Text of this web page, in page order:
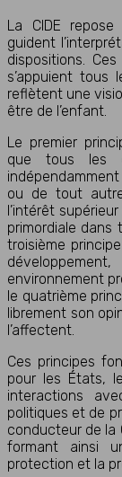
La CIDE
guident
dispositions.
s’appuient tous
reflètent une
être de l’enfant.
Le premier
que tous les
indépendamment
ou de tout
l’intérêt
primordiale dans
troisième
environnement
le quatrième
librement son
l’affectent.
Ces principes
pour les États,
interactions
politiques et de
conducteur de la
formant ainsi
protection et la